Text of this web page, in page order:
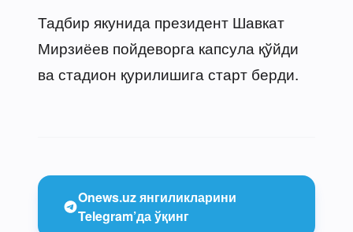
Тадбир якунида президент Шавкат
Мирзиёев пойдеворга капсула қўйди
ва стадион қурилишига старт берди.
Onews.uz янгиликларини
Telegram’да ўқинг